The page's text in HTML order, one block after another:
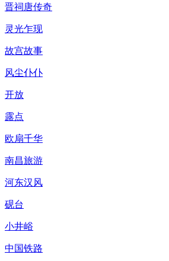
晋祠唐传奇
灵光乍现
故宫故事
风尘仆仆
开放
露点
欧扇千华
南昌旅游
河东汉风
砚台
小井峪
中国铁路